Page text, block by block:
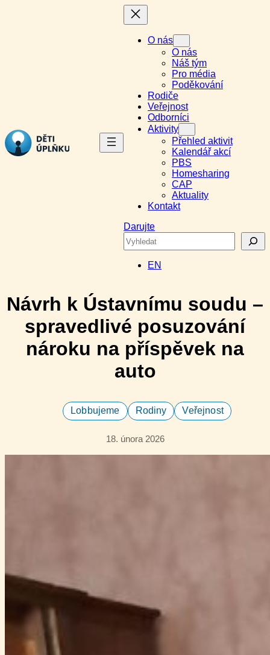
O nás
O nás
Náš tým
Pro média
Poděkování
Rodiče
Veřejnost
Odborníci
Aktivity
Přehled aktivit
Kalendář akcí
PBS
Homesharing
CAP
Aktuality
Kontakt
Darujte
Search
EN
Návrh ​k Ústavnímu soudu –
spravedlivé posuzování
nároku na příspěvek na
auto
Lobbujeme Rodiny Veřejnost
18. února 2026